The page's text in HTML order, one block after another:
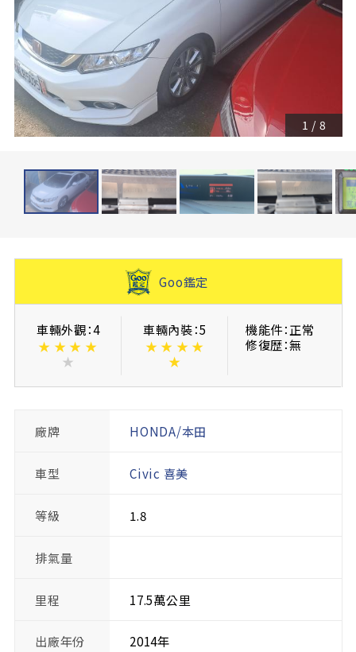
1 / 8
Goo鑑定
車輛外觀：4
★ ★ ★ ★
★
車輛內裝：5
★ ★ ★ ★
★
機能件：正常
修復歴：無
廠牌 HONDA/本田
車型 Civic 喜美
等級 1.8
排氣量
里程 17.5萬公里
出廠年份 2014年